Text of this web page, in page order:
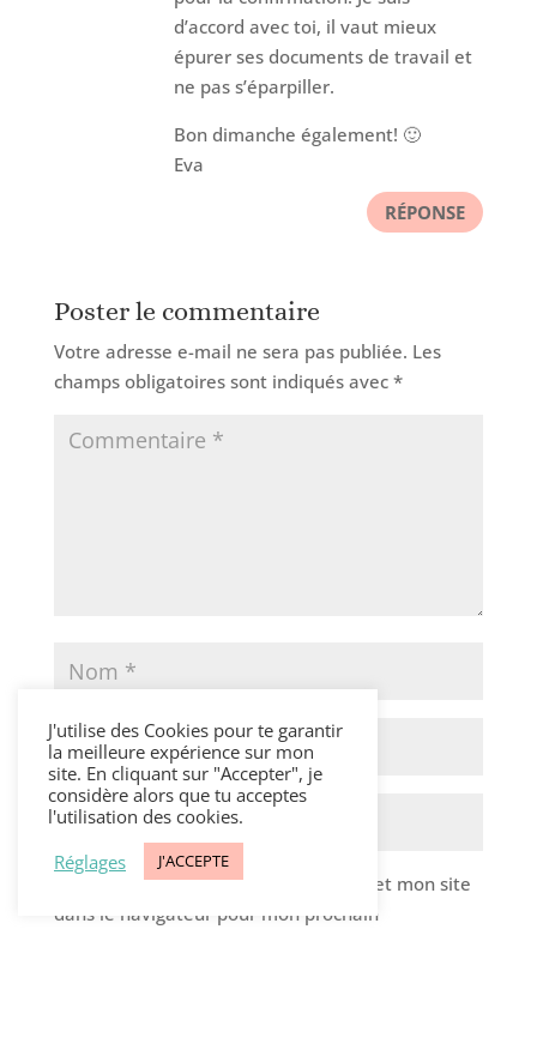
d’accord avec toi, il vaut mieux
épurer ses documents de travail et
ne pas s’éparpiller.
Bon dimanche également! 🙂
Eva
RÉPONSE
Poster le commentaire
Votre adresse e-mail ne sera pas publiée. Les
champs obligatoires sont indiqués avec *
Enregistrer mon nom, mon e-mail et mon site
dans le navigateur pour mon prochain
J'utilise des Cookies pour te garantir
la meilleure expérience sur mon
site. En cliquant sur "Accepter", je
considère alors que tu acceptes
l'utilisation des cookies.
Réglages
J'ACCEPTE